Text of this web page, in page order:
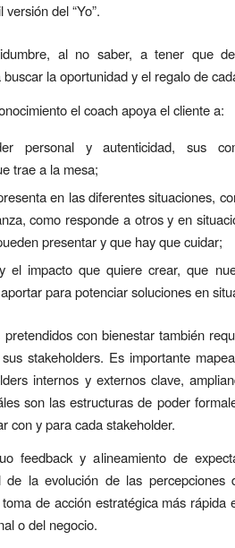
del “Yo”.
al no saber, a tener que
la oportunidad y el regalo de
el coach apoya el cliente a:
personal y autenticidad, sus
trae a la mesa;
en las diferentes situaciones,
como responde a otros y en
presentar y que hay que cuidar;
impacto que quiere crear, que
para potenciar soluciones en
con bienestar también
stakeholders. Es importante
internos y externos clave,
son las estructuras de poder
con y para cada stakeholder.
feedback y alineamiento de
de la evolución de las percepciones
de acción estratégica más rápida
o del negocio.